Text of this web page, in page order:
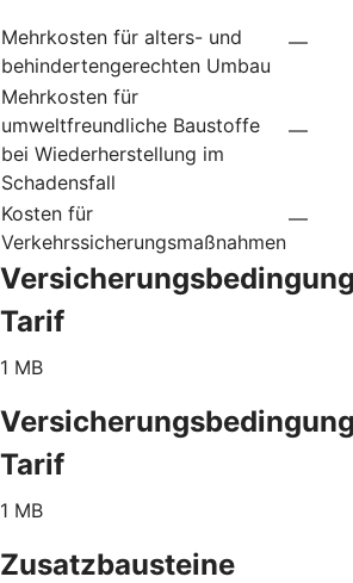
Mehrkosten für alters- und
behindertengerechten Umbau
—
Mehrkosten für
umweltfreundliche Baustoffe
bei Wiederherstellung im
Schadensfall
—
Kosten für
Verkehrssicherungsmaßnahmen
—
Tarif
1 MB
Tarif
1 MB
Zusatzbausteine